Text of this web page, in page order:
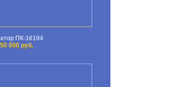
ПК-16194
000 руб.